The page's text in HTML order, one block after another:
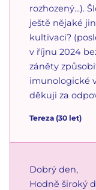
rozhozený...).
ještě nějaké
kultivaci?
v říjnu 2024
záněty
imunologické
děkuji za
Tereza (30 let)
Dobrý den,
Hodně široký